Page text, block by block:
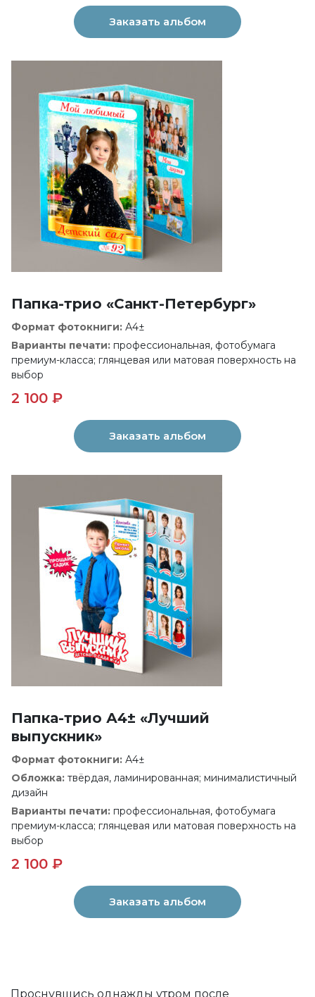
Заказать альбом
Папка-трио «Санкт-Петербург»
Формат фотокниги: А4±
Варианты печати: профессиональная, фотобумага
премиум-класса; глянцевая или матовая поверхность на
выбор
2 100 ₽
Заказать альбом
Папка-трио А4± «Лучший
выпускник»
Формат фотокниги: А4±
Обложка: твёрдая, ламинированная; минималистичный
дизайн
Варианты печати: профессиональная, фотобумага
премиум-класса; глянцевая или матовая поверхность на
выбор
2 100 ₽
Заказать альбом
Проснувшись однажды утром после